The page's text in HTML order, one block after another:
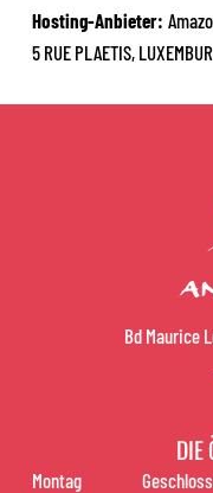
Hosting-Anbieter:
5 RUE PLAETIS,
Bd Maurice
DIE
Montag